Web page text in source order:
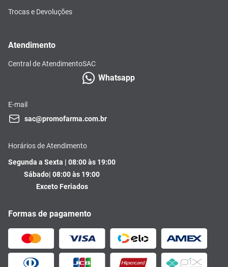
Trocas e Devoluções
Atendimento
Central de AtendimentoSAC
Whatsapp
E-mail
sac@promofarma.com.br
Horários de Atendimento
Segunda a Sexta | 08:00 às 19:00
Sábado| 08:00 às 19:00
Exceto Feriados
Formas de pagamento